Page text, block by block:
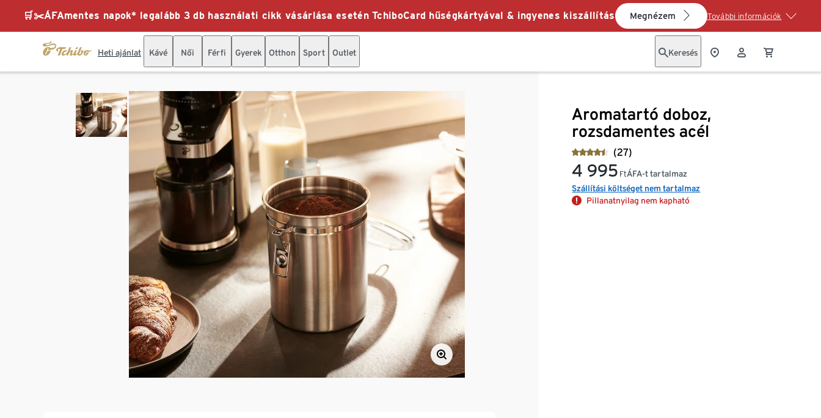
🛒✂️ÁFAmentes napok* legalább 3 db használati cikk vásárlása esetén TchiboCard hűségkártyával & ingyenes kiszállítás Megnézem További információk
Heti ajánlat Kávé Női Férfi Gyerek Otthon Sport Outlet Keresés
Aromatartó doboz,
rozsdamentes acél
(27)
4 995 FtÁFA-t tartalmaz
Szállítási költséget nem tartalmaz
Pillanatnyilag nem kapható